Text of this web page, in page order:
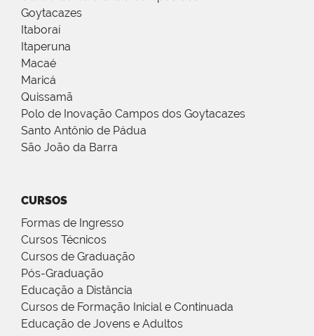
Goytacazes
Itaboraí
Itaperuna
Macaé
Maricá
Quissamã
Polo de Inovação Campos dos Goytacazes
Santo Antônio de Pádua
São João da Barra
CURSOS
Formas de Ingresso
Cursos Técnicos
Cursos de Graduação
Pós-Graduação
Educação a Distância
Cursos de Formação Inicial e Continuada
Educação de Jovens e Adultos